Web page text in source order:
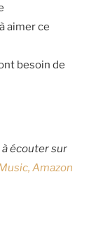
aimer ce
besoin de
à écouter sur
Amazon